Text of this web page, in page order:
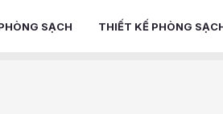
SẠCH THIẾT KẾ PHÒNG